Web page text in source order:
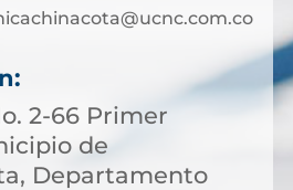
2-66 Primer
de
Departamento